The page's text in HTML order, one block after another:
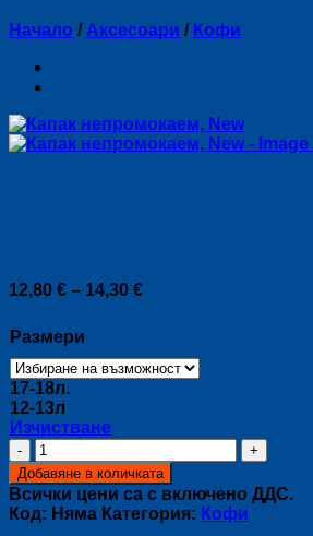
Начало / Аксесоари / Кофи
12,80 € – 14,30 €Price
14,30 €
Размери
17-18л.
12-13л
Изчистване
количество
за
Капак
непромокаем,
New
Добавяне в количката
Всички цени са с включено ДДС.
Код: Няма Категория: Кофи